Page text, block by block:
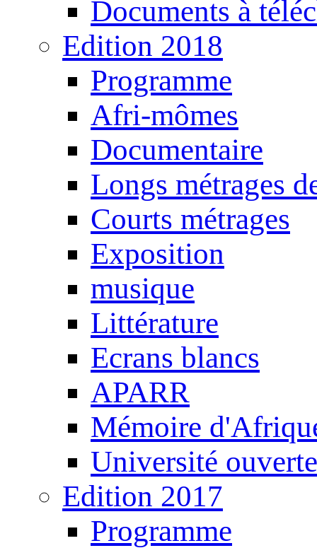
Documents à
Edition 2018
Programme
Afri-mômes
Documentaire
Longs métrages
Courts métrages
Exposition
musique
Littérature
Ecrans blancs
APARR
Mémoire
Université ouverte
Edition 2017
Programme